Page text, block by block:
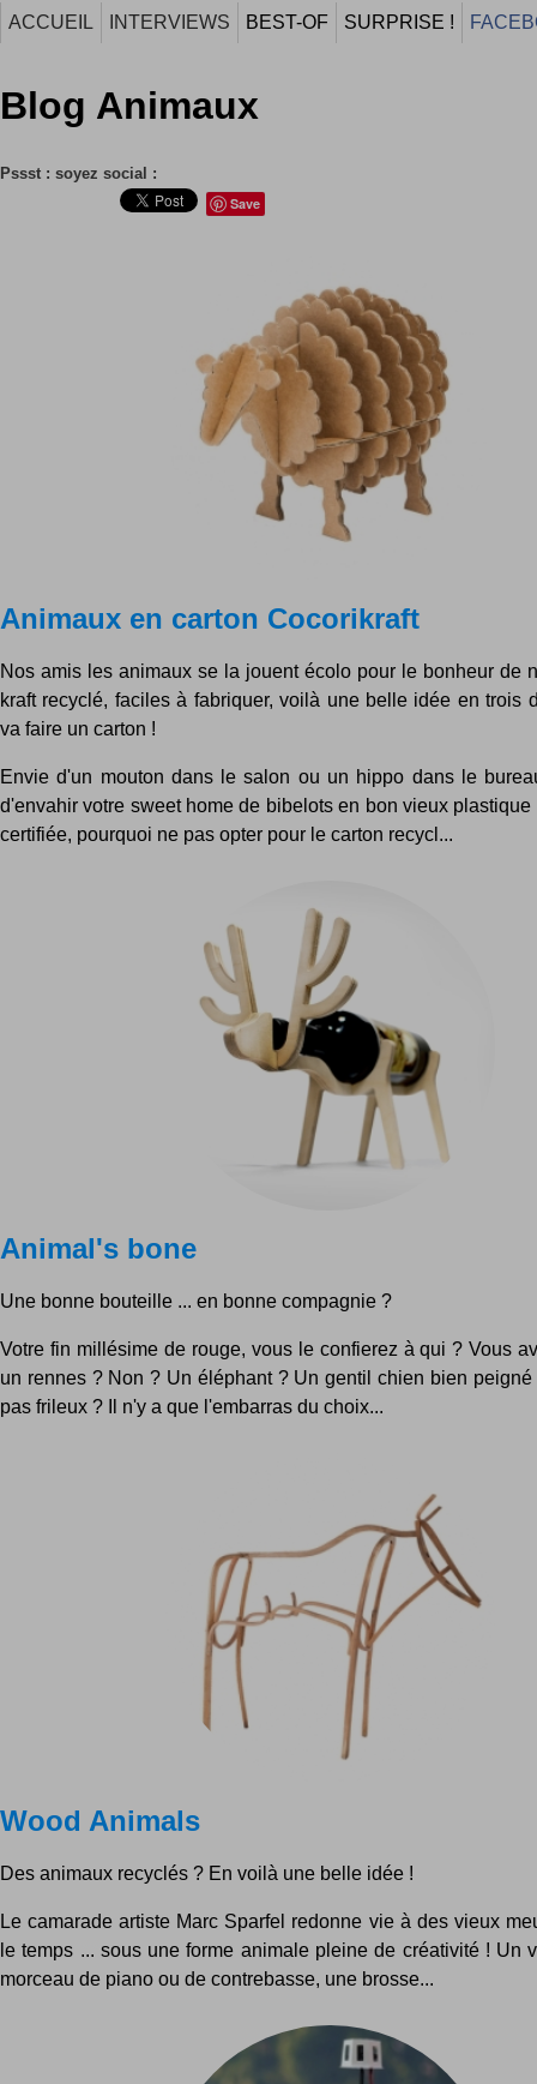
ACCUEIL INTERVIEWS BEST-OF SURPRISE !
Blog Animaux
Pssst : soyez social :
Save
Animaux en carton Cocorikraft
Nos amis les animaux se la jouent écolo pour le bonheur de
kraft recyclé, faciles à fabriquer, voilà une belle idée en trois
va faire un carton !
Envie d'un mouton dans le salon ou un hippo dans le
d'envahir votre sweet home de bibelots en bon vieux
certifiée, pourquoi ne pas opter pour le carton recycl...
Animal's bone
Une bonne bouteille ... en bonne compagnie ?
Votre fin millésime de rouge, vous le confierez à qui ? Vous
un rennes ? Non ? Un éléphant ? Un gentil chien bien
pas frileux ? Il n'y a que l'embarras du choix...
Wood Animals
Des animaux recyclés ? En voilà une belle idée !
Le camarade artiste Marc Sparfel redonne vie à des vieux
le temps ... sous une forme animale pleine de créativité ! Un
morceau de piano ou de contrebasse, une brosse...